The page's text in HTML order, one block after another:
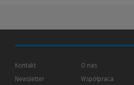
Kontakt
Newsletter
O nas
Współpraca